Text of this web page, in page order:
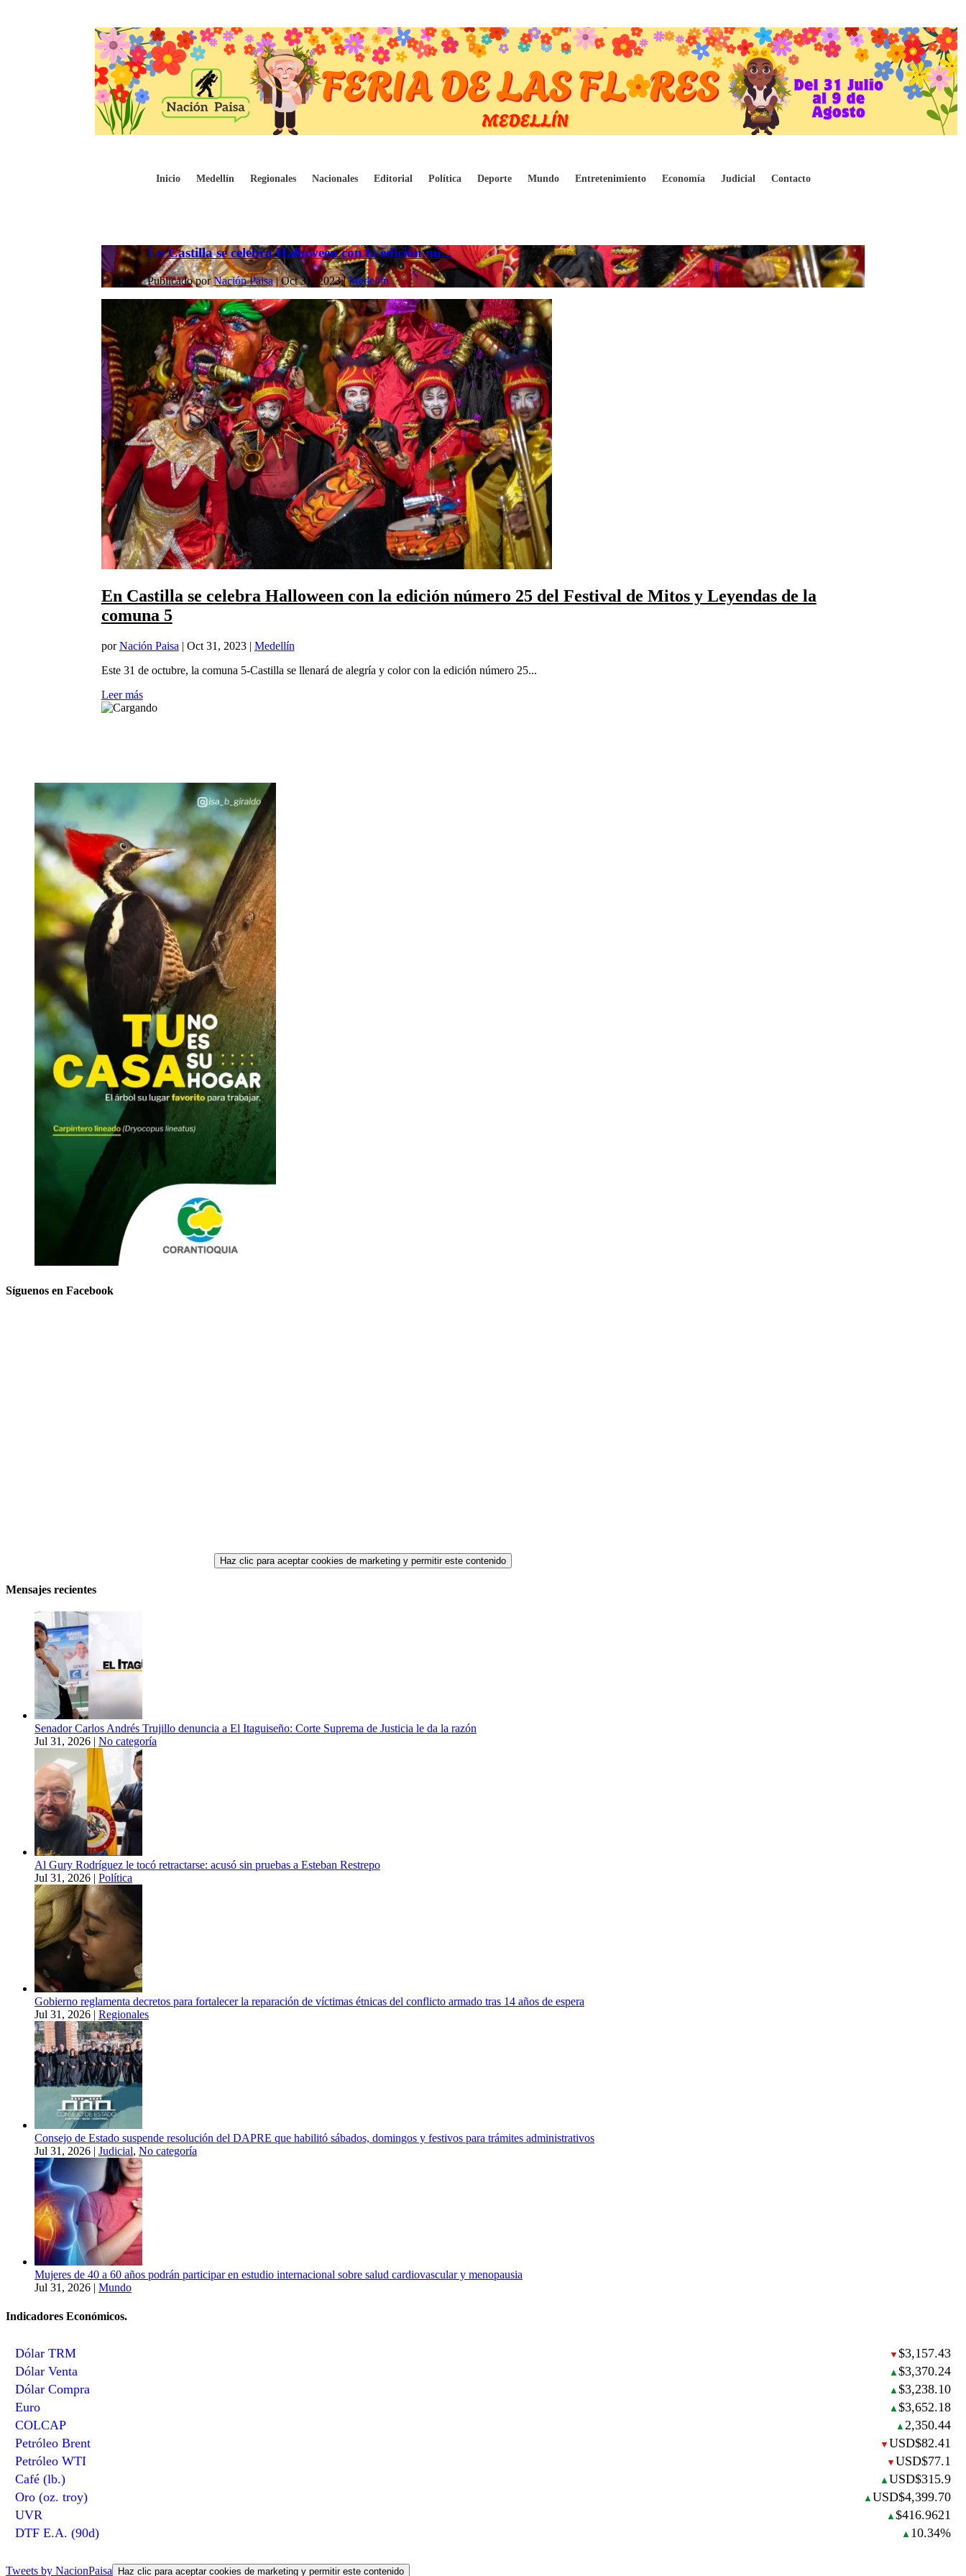
Inicio Medellín Regionales Nacionales Editorial Política Deporte Mundo Entretenimiento Economía Judicial Contacto
En Castilla se celebra Halloween con la edición nú...
Publicado porNación Paisa|Oct 31, 2023|Medellín
En Castilla se celebra Halloween con la edición número 25 del Festival de Mitos y Leyendas de la
comuna 5
porNación Paisa | Oct 31, 2023| Medellín
Este 31 de octubre, la comuna 5-Castilla se llenará de alegría y color con la edición número 25...
Leer más
Síguenos en Facebook
Haz clic para aceptar cookies de marketing y permitir este contenido
Mensajes recientes
Senador Carlos Andrés Trujillo denuncia a El Itaguiseño: Corte Suprema de Justicia le da la razón
Jul 31, 2026 | No categoría
Al Gury Rodríguez le tocó retractarse: acusó sin pruebas a Esteban Restrepo
Jul 31, 2026 | Política
Gobierno reglamenta decretos para fortalecer la reparación de víctimas étnicas del conflicto armado tras 14 años de espera
Jul 31, 2026 | Regionales
Consejo de Estado suspende resolución del DAPRE que habilitó sábados, domingos y festivos para trámites administrativos
Jul 31, 2026 | Judicial, No categoría
Mujeres de 40 a 60 años podrán participar en estudio internacional sobre salud cardiovascular y menopausia
Jul 31, 2026 | Mundo
Indicadores Económicos.
Dólar TRM ▼ $3,157.43
Dólar Venta
▲ $3,370.24
Dólar Compra
▲ $3,238.10
Euro
▲ $3,652.18
COLCAP
▲ 2,350.44
Petróleo Brent
▼ USD$82.41
Petróleo WTI
▼ USD$77.1
Café (lb.)
▲ USD$315.9
Oro (oz. troy)
▲ USD$4,399.70
UVR
▲ $416.9621
DTF E.A. (90d)
▲ 10.34%
Tweets by NacionPaisa Haz clic para aceptar cookies de marketing y permitir este contenido